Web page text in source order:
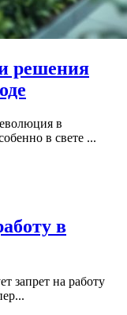
решения
в
в свете ...
в
запрет на работу